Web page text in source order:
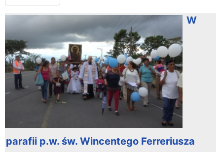
W
parafii p.w. św. Wincentego Ferreriusza